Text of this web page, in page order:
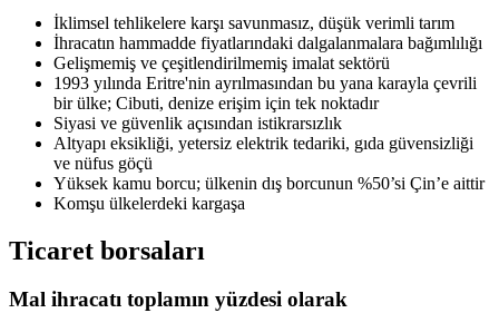
İklimsel tehlikelere karşı savunmasız, düşük verimli tarım
İhracatın hammadde fiyatlarındaki dalgalanmalara bağımlılığı
Gelişmemiş ve çeşitlendirilmemiş imalat sektörü
1993 yılında Eritre'nin ayrılmasından bu yana karayla çevrili
bir ülke; Cibuti, denize erişim için tek noktadır
Siyasi ve güvenlik açısından istikrarsızlık
Altyapı eksikliği, yetersiz elektrik tedariki, gıda güvensizliği
ve nüfus göçü
Yüksek kamu borcu; ülkenin dış borcunun %50’si Çin’e aittir
Komşu ülkelerdeki kargaşa
Ticaret borsaları
Mal ihracatı toplamın yüzdesi olarak